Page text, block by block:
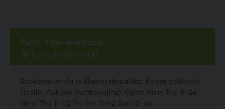
Putte´s Bar and Pizza
Kalevankatu 6, Helsinki
Ruokaravintola ja illanviettopaikka. Koirat pääsevät
sisälle. Aukiolo (nettisivuilta): Open Mon-Tue 11-24
Wed-Thu 11-02 Fri-Sat 11-02 Sun 12-24